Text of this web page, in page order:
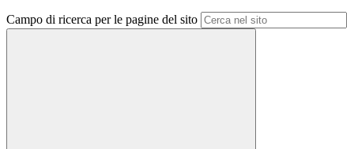
Campo di ricerca per le pagine del sito